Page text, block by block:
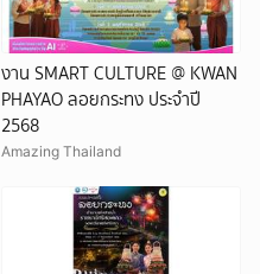
งาน SMART CULTURE @ KWAN
PHAYAO ลอยกระทง ประจำปี
2568
Amazing Thailand